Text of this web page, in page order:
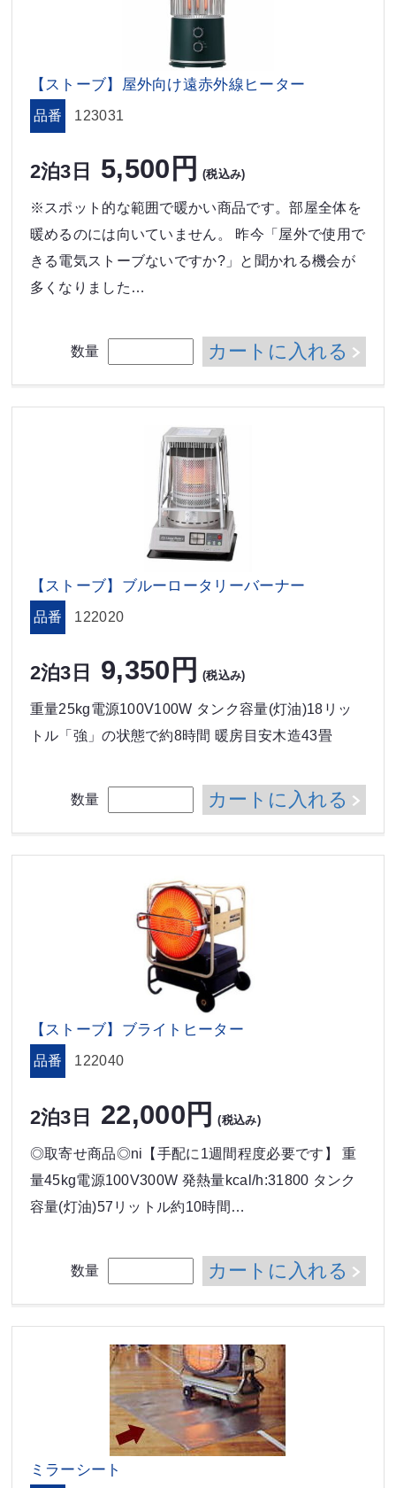
【ストーブ】屋外向け遠赤外線ヒーター
品番 123031
2泊3日 5,500円 (税込み)
※スポット的な範囲で暖かい商品です。部屋全体を
暖めるのには向いていません。 昨今「屋外で使用で
きる電気ストーブないですか?」と聞かれる機会が
多くなりました…
数量 カートに入れる
【ストーブ】ブルーロータリーバーナー
品番 122020
2泊3日 9,350円 (税込み)
重量25kg電源100V100W タンク容量(灯油)18リッ
トル「強」の状態で約8時間 暖房目安木造43畳
数量 カートに入れる
【ストーブ】ブライトヒーター
品番 122040
2泊3日 22,000円 (税込み)
◎取寄せ商品◎ni【手配に1週間程度必要です】 重
量45kg電源100V300W 発熱量kcal/h:31800 タンク
容量(灯油)57リットル約10時間…
数量 カートに入れる
ミラーシート